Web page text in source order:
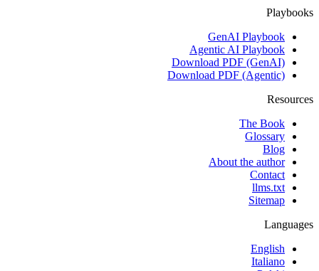
Playbooks
GenAI Playbook
Agentic AI Playbook
Download PDF (GenAI)
Download PDF (Agentic)
Resources
The Book
Glossary
Blog
About the author
Contact
llms.txt
Sitemap
Languages
English
Italiano